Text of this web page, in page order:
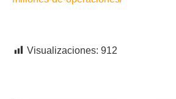
Visualizaciones: 912